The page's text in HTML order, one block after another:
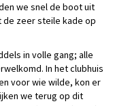
we snel de boot uit
de zeer steile kade op
in volle gang; alle
In het clubhuis
voor wie wilde, kon er
we terug op dit